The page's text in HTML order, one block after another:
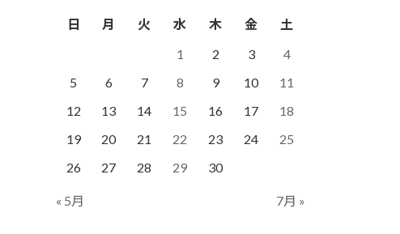
日 月 火 水 木 金
土
1
2 3
4
5
6 7 8 9 10
11
12
13 14 15 16 17
18
19
20 21 22 23 24
25
26
27 28 29 30
« 5月 7月 »